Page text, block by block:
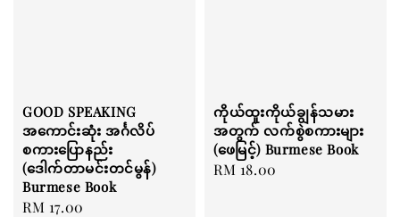
GOOD SPEAKING
အကောင်းဆုံး အင်္ဂလိပ်
စကားပြောနည်း
(ဒေါက်တာမင်းတင်မွန်)
Burmese Book
Regular
RM 17.00
ကိုယ်ထူးကိုယ်ချွန်သမား
အတွက် လက်စွဲစကားများ
(ဖေမြင့်) Burmese Book
Regular
RM 18.00